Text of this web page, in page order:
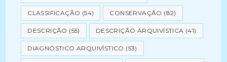
CLASSIFICAÇÃO (54) CONSERVAÇÃO (82)
DESCRIÇÃO (55) DESCRIÇÃO ARQUIVÍSTICA (41)
DIAGNÓSTICO ARQUIVÍSTICO (53)